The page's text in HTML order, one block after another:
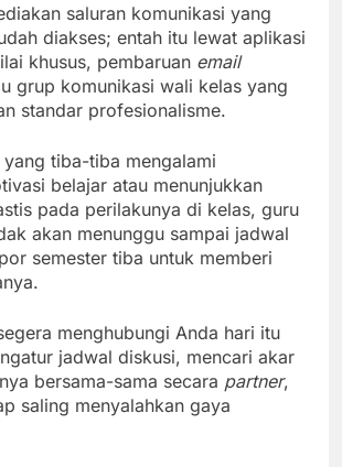
saluran komunikasi yang
diakses; entah itu lewat aplikasi
khusus, pembaruan email
grup komunikasi wali kelas yang
standar profesionalisme.
tiba-tiba mengalami
belajar atau menunjukkan
pada perilakunya di kelas, guru
akan menunggu sampai jadwal
semester tiba untuk memberi
menghubungi Anda hari itu
jadwal diskusi, mencari akar
bersama-sama secara partner,
saling menyalahkan gaya